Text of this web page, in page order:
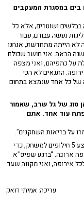
בים במסגרת המעקבים
ושוטרים, אלא כל
נעשה עבורם, עבור
לא הייתה מתחדשת, אנחנו
הבאה. אני חושב שכולם
על כתפיהם, ואני מצפה
התנאים לא הכי
של כל אחד שנמצא בתחום
סוג של גל שרב, שאמור
עוד אחד. אתם
על בריאות השחקנים".
לקראת סיום השיחה, התייחס כלפון גם לרצון לבצע 5 חילופים למשחק, כדי
ארוכה. "ברגע שפיפ"א
אירופה, ואני מקווה שעד
עריכה: אמיתי דואק